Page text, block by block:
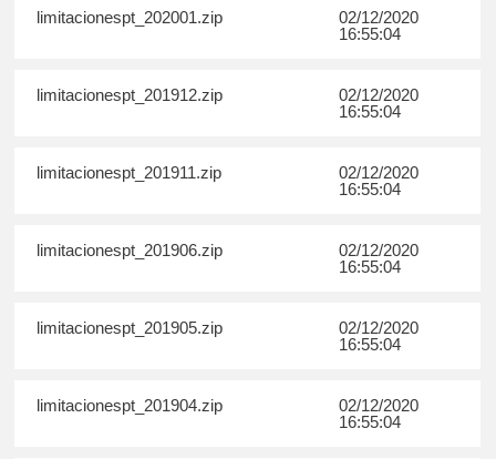
limitacionespt_202001.zip
02/12/2020
16:55:04
limitacionespt_201912.zip
02/12/2020
16:55:04
limitacionespt_201911.zip
02/12/2020
16:55:04
limitacionespt_201906.zip
02/12/2020
16:55:04
limitacionespt_201905.zip
02/12/2020
16:55:04
limitacionespt_201904.zip
02/12/2020
16:55:04